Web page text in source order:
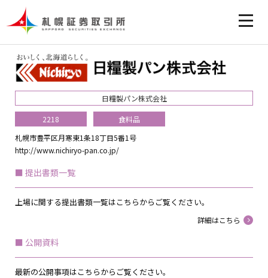
日糧製パン株式会社
2218
食料品
札幌市豊平区月寒東1条18丁目5番1号
http://www.nichiryo-pan.co.jp/
提出書類一覧
上場に関する提出書類一覧はこちらからご覧ください。
詳細はこちら
公開資料
最新の公開事項はこちらからご覧ください。